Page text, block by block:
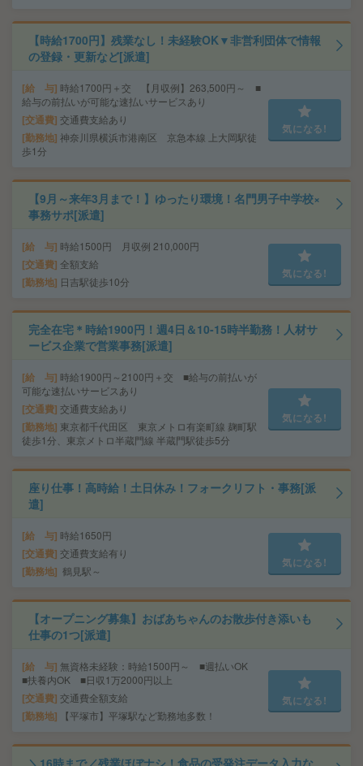
【時給1700円】残業なし！未経験OK▼非営利団体で情報
の登録・更新など[派遣]
給 与 時給1700円＋交 【月収例】263,500円～ ■
給与の前払いが可能な速払いサービスあり
交通費 交通費支給あり
勤務地 神奈川県横浜市港南区 京急本線 上大岡駅徒
歩1分
気になる!
【9月～来年3月まで！】ゆったり環境！名門男子中学校×
事務サポ[派遣]
給 与 時給1500円 月収例 210,000円
交通費 全額支給
勤務地 日吉駅徒歩10分
気になる!
完全在宅＊時給1900円！週4日＆10-15時半勤務！人材サ
ービス企業で営業事務[派遣]
給 与 時給1900円～2100円＋交 ■給与の前払いが
可能な速払いサービスあり
交通費 交通費支給あり
勤務地 東京都千代田区 東京メトロ有楽町線 麹町駅
徒歩1分、東京メトロ半蔵門線 半蔵門駅徒歩5分
気になる!
座り仕事！高時給！土日休み！フォークリフト・事務[派
遣]
給 与 時給1650円
交通費 交通費支給有り
勤務地 鶴見駅～
気になる!
【オープニング募集】おばあちゃんのお散歩付き添いも
仕事の1つ[派遣]
給 与 無資格未経験：時給1500円～ ■週払いOK
■扶養内OK ■日収1万2000円以上
交通費 交通費全額支給
勤務地 【平塚市】平塚駅など勤務地多数！
気になる!
＼16時まで／残業ほぼナシ！食品の受発注データ入力な